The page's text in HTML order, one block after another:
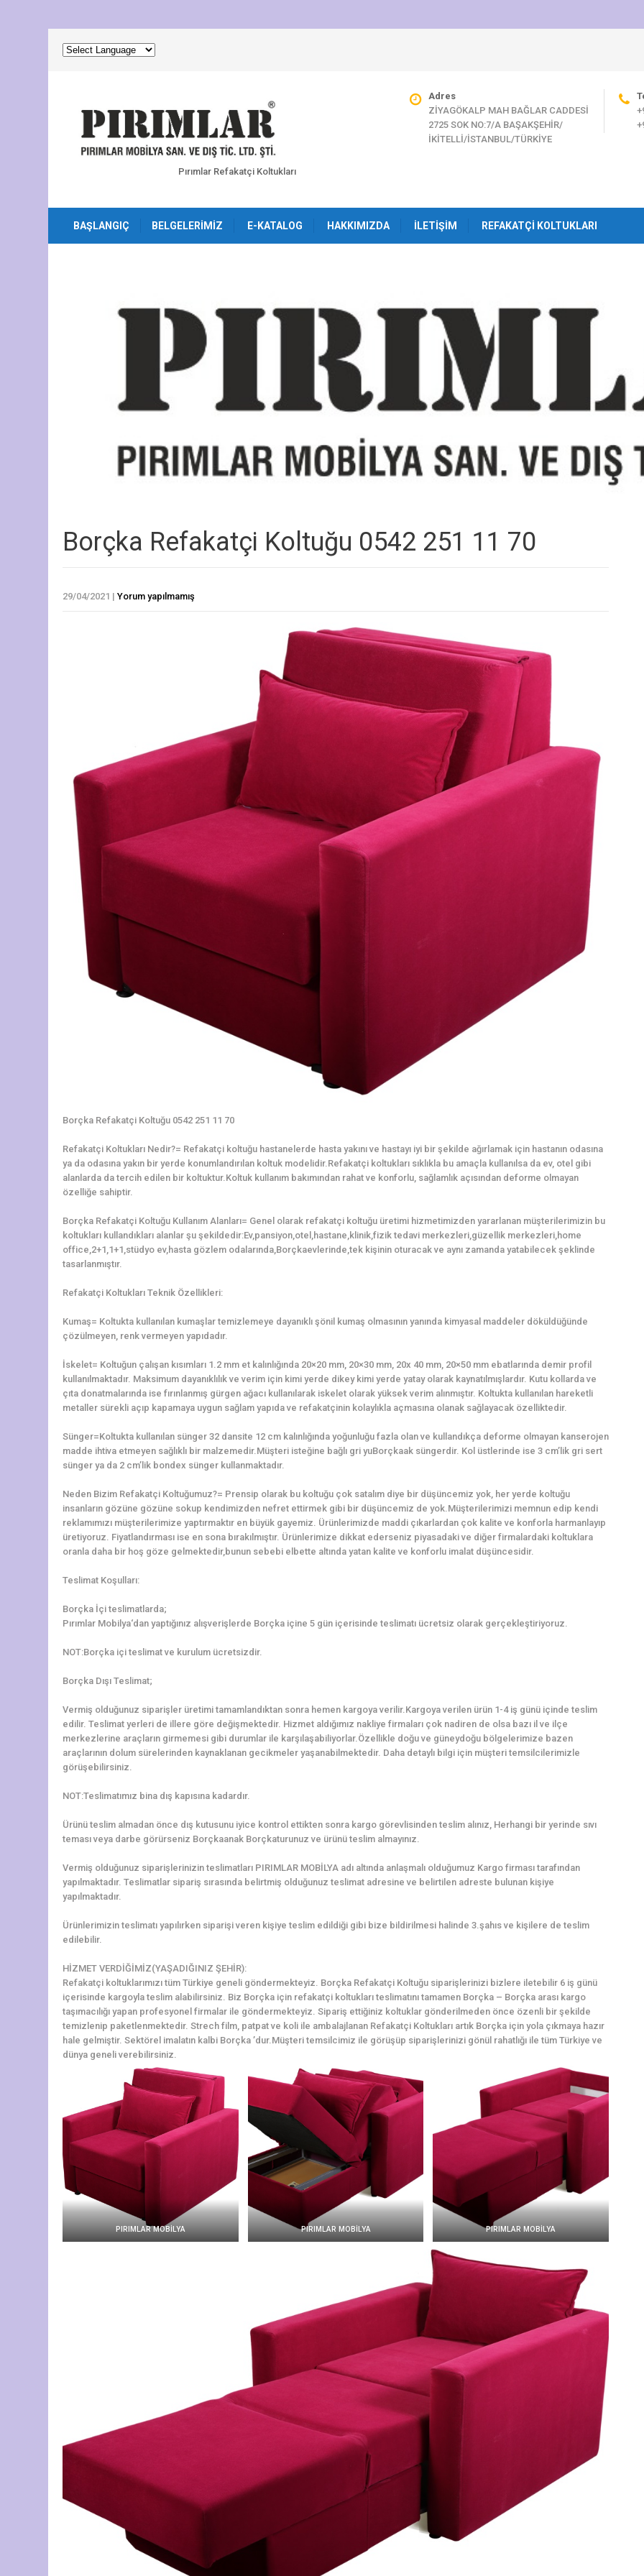
Pırımlar Refakatçi Koltukları
Adres
ZİYAGÖKALP MAH BAĞLAR CADDESİ
2725 SOK NO:7/A BAŞAKŞEHİR/
İKİTELLİ/İSTANBUL/TÜRKİYE
BAŞLANGIÇ BELGELERIMIZ E-KATALOG HAKKIMIZDA İLETIŞIM REFAKATÇI KOLTUKLARI
Borçka Refakatçi Koltuğu 0542 251 11 70
29/04/2021 | Yorum yapılmamış
Borçka Refakatçi Koltuğu 0542 251 11 70
Refakatçi Koltukları Nedir?= Refakatçi koltuğu hastanelerde hasta yakını ve hastayı iyi bir şekilde ağırlamak için hastanın odasına
ya da odasına yakın bir yerde konumlandırılan koltuk modelidir.Refakatçi koltukları sıklıkla bu amaçla kullanılsa da ev, otel gibi
alanlarda da tercih edilen bir koltuktur.Koltuk kullanım bakımından rahat ve konforlu, sağlamlık açısından deforme olmayan
özelliğe sahiptir.
Borçka Refakatçi Koltuğu Kullanım Alanları= Genel olarak refakatçi koltuğu üretimi hizmetimizden yararlanan müşterilerimizin bu
koltukları kullandıkları alanlar şu şekildedir:Ev,pansiyon,otel,hastane,klinik,fizik tedavi merkezleri,güzellik merkezleri,home
office,2+1,1+1,stüdyo ev,hasta gözlem odalarında,Borçkaevlerinde,tek kişinin oturacak ve aynı zamanda yatabilecek şeklinde
tasarlanmıştır.
Refakatçi Koltukları Teknik Özellikleri:
Kumaş= Koltukta kullanılan kumaşlar temizlemeye dayanıklı şönil kumaş olmasının yanında kimyasal maddeler döküldüğünde
çözülmeyen, renk vermeyen yapıdadır.
İskelet= Koltuğun çalışan kısımları 1.2 mm et kalınlığında 20×20 mm, 20×30 mm, 20x 40 mm, 20×50 mm ebatlarında demir profil
kullanılmaktadır. Maksimum dayanıklılık ve verim için kimi yerde dikey kimi yerde yatay olarak kaynatılmışlardır. Kutu kollarda ve
çıta donatmalarında ise fırınlanmış gürgen ağacı kullanılarak iskelet olarak yüksek verim alınmıştır. Koltukta kullanılan hareketli
metaller sürekli açıp kapamaya uygun sağlam yapıda ve refakatçinin kolaylıkla açmasına olanak sağlayacak özelliktedir.
Sünger=Koltukta kullanılan sünger 32 dansite 12 cm kalınlığında yoğunluğu fazla olan ve kullandıkça deforme olmayan kanserojen
madde ihtiva etmeyen sağlıklı bir malzemedir.Müşteri isteğine bağlı gri yuBorçkaak süngerdir. Kol üstlerinde ise 3 cm’lik gri sert
sünger ya da 2 cm’lik bondex sünger kullanmaktadır.
Neden Bizim Refakatçi Koltuğumuz?= Prensip olarak bu koltuğu çok satalım diye bir düşüncemiz yok, her yerde koltuğu
insanların gözüne gözüne sokup kendimizden nefret ettirmek gibi bir düşüncemiz de yok.Müşterilerimizi memnun edip kendi
reklamımızı müşterilerimize yaptırmaktır en büyük gayemiz. Ürünlerimizde maddi çıkarlardan çok kalite ve konforla harmanlayıp
üretiyoruz. Fiyatlandırması ise en sona bırakılmıştır. Ürünlerimize dikkat ederseniz piyasadaki ve diğer firmalardaki koltuklara
oranla daha bir hoş göze gelmektedir,bunun sebebi elbette altında yatan kalite ve konforlu imalat düşüncesidir.
Teslimat Koşulları:
Borçka İçi teslimatlarda;
Pırımlar Mobilya‘dan yaptığınız alışverişlerde Borçka içine 5 gün içerisinde teslimatı ücretsiz olarak gerçekleştiriyoruz.
NOT:Borçka içi teslimat ve kurulum ücretsizdir.
Borçka Dışı Teslimat;
Vermiş olduğunuz siparişler üretimi tamamlandıktan sonra hemen kargoya verilir.Kargoya verilen ürün 1-4 iş günü içinde teslim
edilir. Teslimat yerleri de illere göre değişmektedir. Hizmet aldığımız nakliye firmaları çok nadiren de olsa bazı il ve ilçe
merkezlerine araçların girmemesi gibi durumlar ile karşılaşabiliyorlar.Özellikle doğu ve güneydoğu bölgelerimize bazen
araçlarının dolum sürelerinden kaynaklanan gecikmeler yaşanabilmektedir. Daha detaylı bilgi için müşteri temsilcilerimizle
görüşebilirsiniz.
NOT:Teslimatımız bina dış kapısına kadardır.
Ürünü teslim almadan önce dış kutusunu iyice kontrol ettikten sonra kargo görevlisinden teslim alınız, Herhangi bir yerinde sıvı
teması veya darbe görürseniz Borçkaanak Borçkaturunuz ve ürünü teslim almayınız.
Vermiş olduğunuz siparişlerinizin teslimatları PIRIMLAR MOBİLYA adı altında anlaşmalı olduğumuz Kargo firması tarafından
yapılmaktadır. Teslimatlar sipariş sırasında belirtmiş olduğunuz teslimat adresine ve belirtilen adreste bulunan kişiye
yapılmaktadır.
Ürünlerimizin teslimatı yapılırken siparişi veren kişiye teslim edildiği gibi bize bildirilmesi halinde 3.şahıs ve kişilere de teslim
edilebilir.
HİZMET VERDİĞİMİZ(YAŞADIĞINIZ ŞEHİR):
Refakatçi koltuklarımızı tüm Türkiye geneli göndermekteyiz. Borçka Refakatçi Koltuğu siparişlerinizi bizlere iletebilir 6 iş günü
içerisinde kargoyla teslim alabilirsiniz. Biz Borçka için refakatçi koltukları teslimatını tamamen Borçka – Borçka arası kargo
taşımacılığı yapan profesyonel firmalar ile göndermekteyiz. Sipariş ettiğiniz koltuklar gönderilmeden önce özenli bir şekilde
temizlenip paketlenmektedir. Strech film, patpat ve koli ile ambalajlanan Refakatçi Koltukları artık Borçka için yola çıkmaya hazır
hale gelmiştir. Sektörel imalatın kalbi Borçka ’dur.Müşteri temsilcimiz ile görüşüp siparişlerinizi gönül rahatlığı ile tüm Türkiye ve
dünya geneli verebilirsiniz.
PIRIMLAR MOBİLYA PIRIMLAR MOBİLYA PIRIMLAR MOBİLYA